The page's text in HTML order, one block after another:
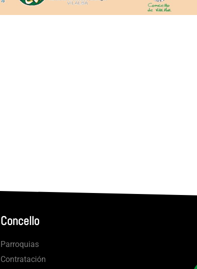
Concello
Parroquias
Contratación